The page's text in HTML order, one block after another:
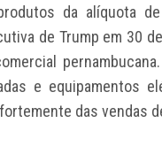
da alíquota
de Trump em 30
e equipamentos
das vendas